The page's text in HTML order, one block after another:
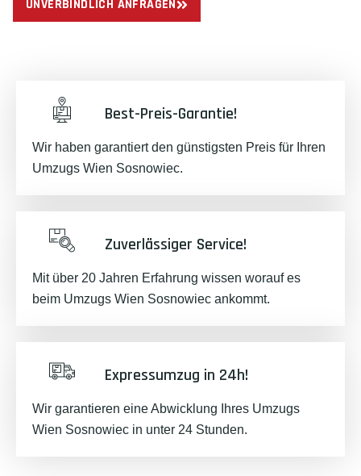
UNVERBINDLICH ANFRAGEN
Best-Preis-Garantie!
Wir haben garantiert den günstigsten Preis für Ihren
Umzugs Wien Sosnowiec.
Zuverlässiger Service!
Mit über 20 Jahren Erfahrung wissen worauf es
beim Umzugs Wien Sosnowiec ankommt.
Expressumzug in 24h!
Wir garantieren eine Abwicklung Ihres Umzugs
Wien Sosnowiec in unter 24 Stunden.